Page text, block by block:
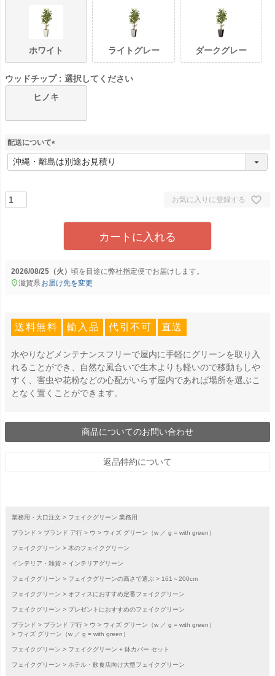
ホワイト ライトグレー ダークグレー
ウッドチップ
選択してください
ヒノキ
配送について
(
必
お気に入りに登録する
カートに入れる
2026/08/25（火） に弊社指定便でお届けします。
滋賀県お届け先を変更
送料無料 輸入品 代引不可 直送
水やりなどメンテナンスフリーで屋内に手軽にグリーンを取り入
れることができ、自然な風合いで生木よりも軽いので移動もしや
すく、害虫や花粉などの心配がいらず屋内であれば場所を選ぶこ
となく置くことができます。
商品についてのお問い合わせ
返品特約について
業務用・大口注文 フェイクグリーン 業務用
ブランド ブランド ア行 ウ ウィズ グリーン（w ／ g = with green）
フェイクグリーン 木のフェイクグリーン
インテリア・雑貨 インテリアグリーン
フェイクグリーン フェイクグリーンの高さで選ぶ 161～200cm
フェイクグリーン オフィスにおすすめ定番フェイクグリーン
フェイクグリーン プレゼントにおすすめのフェイクグリーン
ブランド ブランド ア行 ウ
ウィズ グリーン（w ／ g = with green）
ウィズ グリーン（w ／ g = with green）
フェイクグリーン フェイクグリーン + 鉢カバー セット
フェイクグリーン ホテル・飲食店向け大型フェイクグリーン